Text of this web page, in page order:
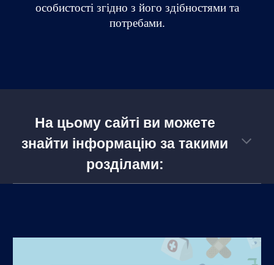
особистості згідно з його здібностями та
потребами.
На цьому сайті ви можете
знайти інформацію за такими
розділами: